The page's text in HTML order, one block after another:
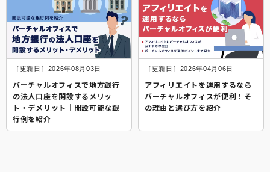
［更新日］2026年08月03日
バーチャルオフィスで地方銀行
の法人口座を開設するメリッ
ト・デメリット│開設可能な銀
行例を紹介
［更新日］2026年04月06日
アフィリエイトを運用するなら
バーチャルオフィスが便利！そ
の理由と選び方を紹介